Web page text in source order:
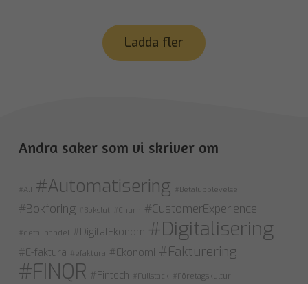
Ladda fler
Andra saker som vi skriver om
#A.I #Automatisering #Betalupplevelse
#Bokföring #Bokslut #Churn #CustomerExperience
#detaljhandel #DigitalEkonom #Digitalisering
#E-faktura #efaktura #Ekonomi #Fakturering
#FINQR #Fintech #Fullstack #Företagskultur